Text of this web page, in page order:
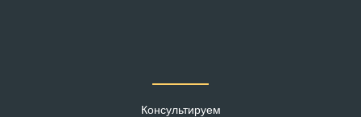
Консультируем